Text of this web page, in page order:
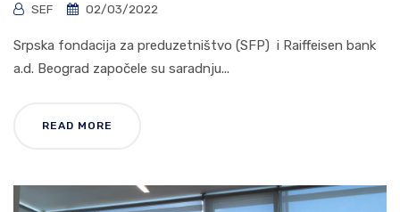
SEF 02/03/2022
Srpska fondacija za preduzetništvo (SFP) i Raiffeisen bank
a.d. Beograd započele su saradnju...
READ MORE